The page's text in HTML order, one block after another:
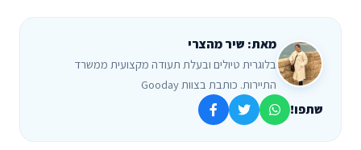
מאת: שיר מהצרי
בלוגרית טיולים ובעלת תעודה מקצועית ממשרד
התיירות. כותבת בצוות Gooday
שתפו!